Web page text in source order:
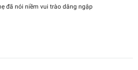
đã nói niềm vui trào dâng ngập